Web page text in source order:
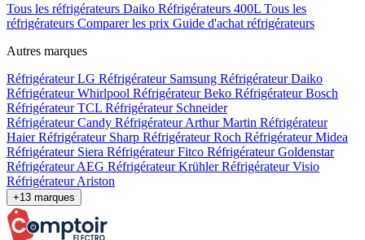
Tous les réfrigérateurs Daiko Réfrigérateurs 400L Tous les
réfrigérateurs Comparer les prix Guide d'achat réfrigérateurs
Autres marques
Réfrigérateur LG Réfrigérateur Samsung Réfrigérateur Daiko
Réfrigérateur Whirlpool Réfrigérateur Beko Réfrigérateur Bosch
Réfrigérateur TCL Réfrigérateur Schneider
Réfrigérateur Candy Réfrigérateur Arthur Martin Réfrigérateur
HaierRéfrigérateur Sharp Réfrigérateur Roch Réfrigérateur Midea
Réfrigérateur Siera Réfrigérateur Fitco Réfrigérateur Goldenstar
Réfrigérateur AEG Réfrigérateur KrühlerRéfrigérateur Visio
Réfrigérateur Ariston
+13 marques